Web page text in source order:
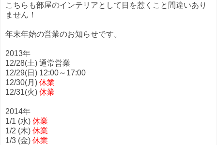
こちらも部屋のインテリアとして目を惹くこと間違いあり
ません！
年末年始の営業のお知らせです。
2013年
12/28(土) 通常営業
12/29(日) 12:00～17:00
12/30(月) 休業
12/31(火) 休業
2014年
1/1 (水) 休業
1/2 (木) 休業
1/3 (金) 休業